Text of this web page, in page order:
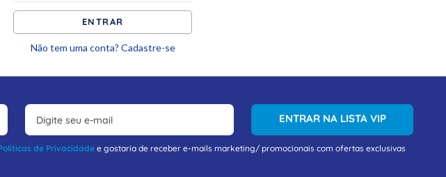
ENTRAR
Não tem uma conta? Cadastre-se
ENTRAR NA LISTA VIP
de Privacidadee gostaria de receber e-mails marketing/ promocionais com ofertas exclusivas